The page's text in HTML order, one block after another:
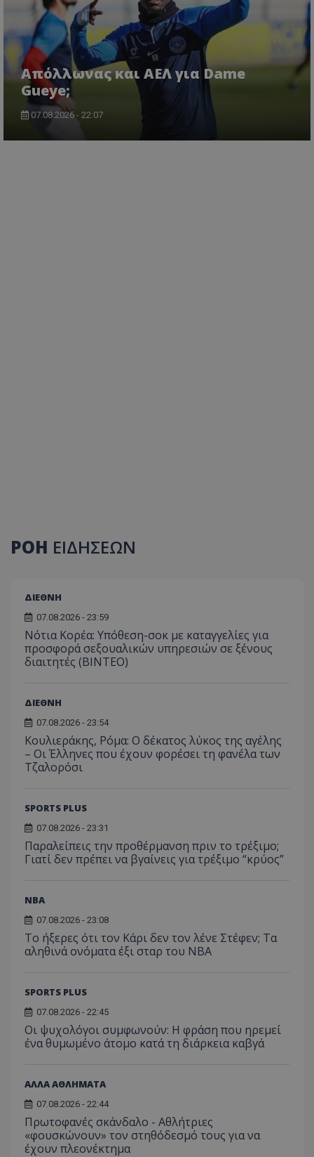
Απόλλωνας και ΑΕΛ για Dame
Gueye;
07.08.2026 - 22:07
ΡΟΗ ΕΙΔΗΣΕΩΝ
ΔΙΕΘΝΗ
07.08.2026 - 23:59
Νότια Κορέα: Υπόθεση-σοκ με καταγγελίες για
προσφορά σεξουαλικών υπηρεσιών σε ξένους
διαιτητές (BINTEO)
ΔΙΕΘΝΗ
07.08.2026 - 23:54
Κουλιεράκης, Ρόμα: Ο δέκατος λύκος της αγέλης
– Οι Έλληνες που έχουν φορέσει τη φανέλα των
Τζαλορόσι
SPORTS PLUS
07.08.2026 - 23:31
Παραλείπεις την προθέρμανση πριν το τρέξιμο;
Γιατί δεν πρέπει να βγαίνεις για τρέξιμο “κρύος”
NBA
07.08.2026 - 23:08
Το ήξερες ότι τον Κάρι δεν τον λένε Στέφεν; Τα
αληθινά ονόματα έξι σταρ του NBA
SPORTS PLUS
07.08.2026 - 22:45
Οι ψυχολόγοι συμφωνούν: Η φράση που ηρεμεί
ένα θυμωμένο άτομο κατά τη διάρκεια καβγά
ΑΛΛΑ ΑΘΛΗΜΑΤΑ
07.08.2026 - 22:44
Πρωτοφανές σκάνδαλο - Aθλήτριες
«φουσκώνουν» τον στηθόδεσμό τους για να
έχουν πλεονέκτημα